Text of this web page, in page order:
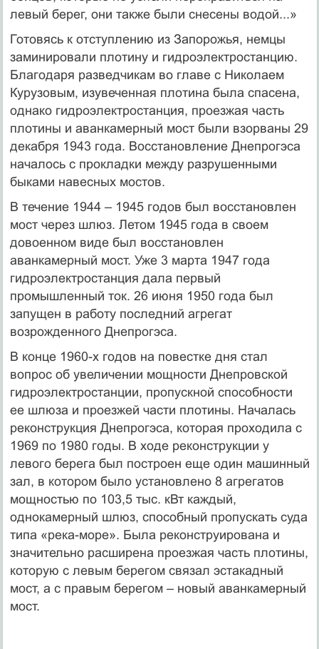
левый берег, они также были снесены водой...»
Готовясь к отступлению из Запорожья, немцы
заминировали плотину и гидроэлектростанцию.
Благодаря разведчикам во главе с Николаем
Курузовым, изувеченная плотина была спасена,
однако гидроэлектростанция, проезжая часть
плотины и аванкамерный мост были взорваны 29
декабря 1943 года. Восстановление Днепрогэса
началось с прокладки между разрушенными
быками навесных мостов.
В течение 1944 – 1945 годов был восстановлен
мост через шлюз. Летом 1945 года в своем
довоенном виде был восстановлен
аванкамерный мост. Уже 3 марта 1947 года
гидроэлектростанция дала первый
промышленный ток. 26 июня 1950 года был
запущен в работу последний агрегат
возрожденного Днепрогэса.
В конце 1960-х годов на повестке дня стал
вопрос об увеличении мощности Днепровской
гидроэлектростанции, пропускной способности
ее шлюза и проезжей части плотины. Началась
реконструкция Днепрогэса, которая проходила с
1969 по 1980 годы. В ходе реконструкции у
левого берега был построен еще один машинный
зал, в котором было установлено 8 агрегатов
мощностью по 103,5 тыс. кВт каждый,
однокамерный шлюз, способный пропускать суда
типа «река-море». Была реконструирована и
значительно расширена проезжая часть плотины,
которую с левым берегом связал эстакадный
мост, а с правым берегом – новый аванкамерный
мост.